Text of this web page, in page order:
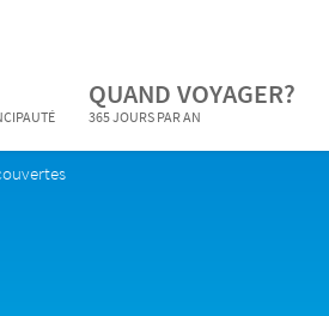
QUAND VOYAGER?
365 JOURS PAR AN